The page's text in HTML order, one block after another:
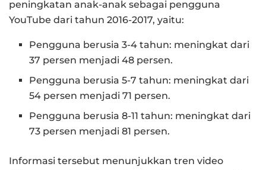
peningkatan anak-anak sebagai pengguna
YouTube dari tahun 2016-2017, yaitu:
Pengguna berusia 3-4 tahun: meningkat dari
37 persen menjadi 48 persen.
Pengguna berusia 5-7 tahun: meningkat dari
54 persen menjadi 71 persen.
Pengguna berusia 8-11 tahun: meningkat dari
73 persen menjadi 81 persen.
Informasi tersebut menunjukkan tren video